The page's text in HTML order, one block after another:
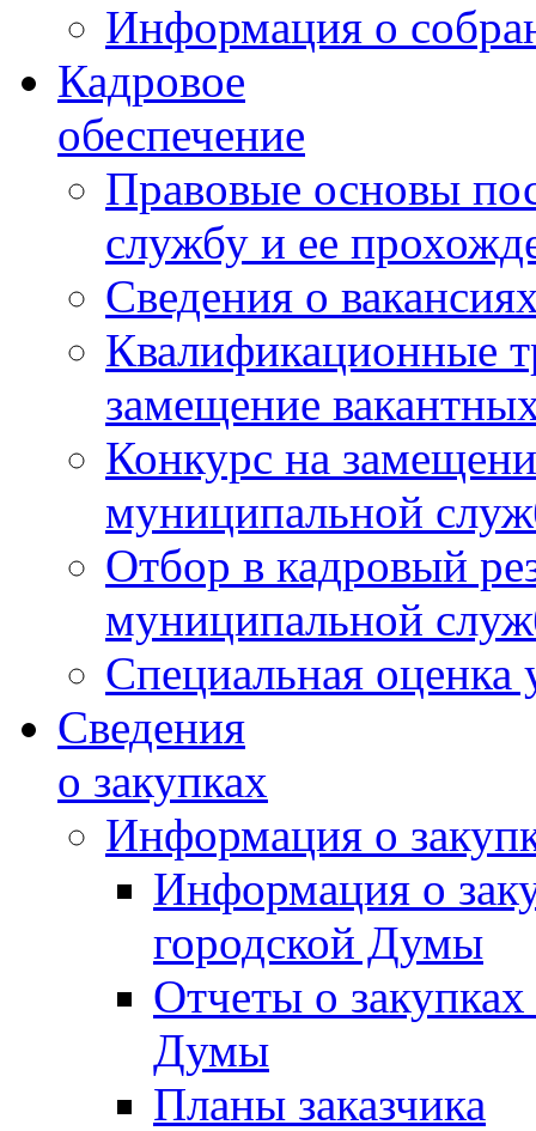
Информация о
Кадровое
обеспечение
Правовые основы
службу и ее
Сведения о
Квалификационные
замещение
Конкурс на
муниципальной
Отбор в кадровый
муниципальной
Специальная оценка
Сведения
о закупках
Информация о
Информация о
городской Думы
Отчеты о
Думы
Планы заказчика